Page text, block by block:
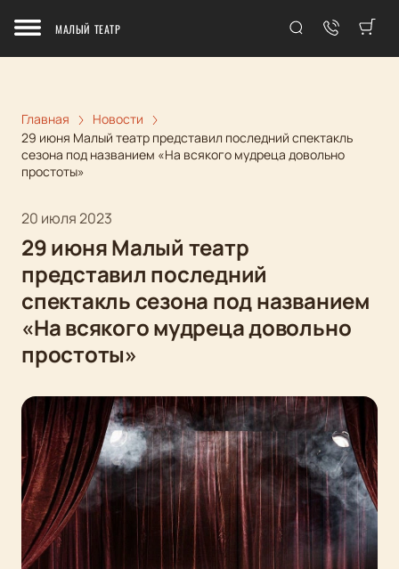
МАЛЫЙ ТЕАТР
Главная
Новости
29 июня Малый театр представил последний спектакль
сезона под названием «На всякого мудреца довольно
простоты»
20 июля 2023
29 июня Малый театр
представил последний
спектакль сезона под названием
«На всякого мудреца довольно
простоты»